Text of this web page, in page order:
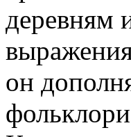
деревням
он